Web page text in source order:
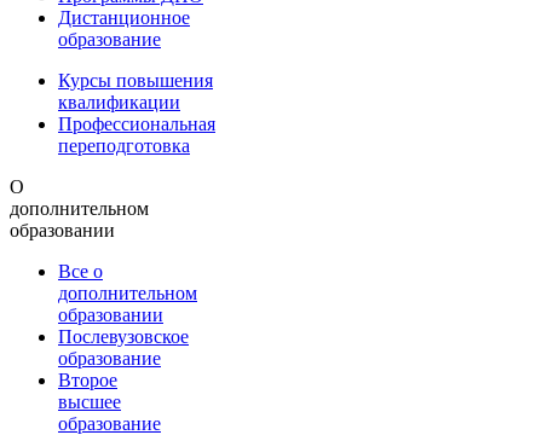
Дистанционное
образование
Курсы повышения
квалификации
Профессиональная
переподготовка
О
дополнительном
образовании
Все о
дополнительном
образовании
Послевузовское
образование
Второе
высшее
образование